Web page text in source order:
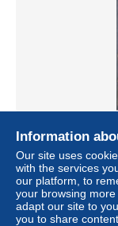
Affiche
Status
Information
Our site uses
with the services
our platform, to
your browsing
adapt our site to
you to share